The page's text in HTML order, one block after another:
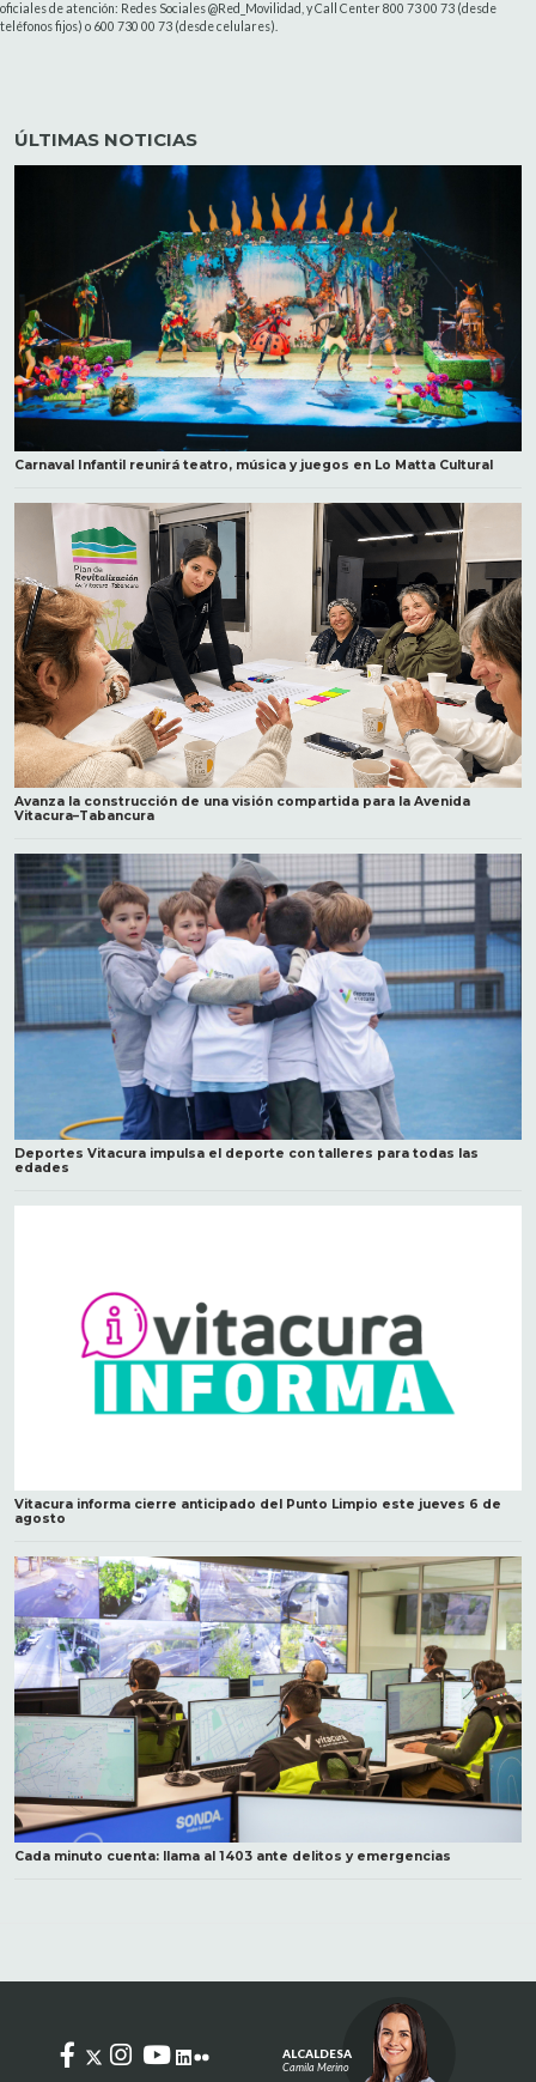
oficiales de atención: Redes Sociales @Red_Movilidad, y Call Center 800 73 00 73 (desde
teléfonos fijos) o 600 730 00 73 (desde celulares).
ÚLTIMAS NOTICIAS
Carnaval Infantil reunirá teatro, música y juegos en Lo Matta Cultural
Avanza la construcción de una visión compartida para la Avenida
Vitacura–Tabancura
Deportes Vitacura impulsa el deporte con talleres para todas las
edades
Vitacura informa cierre anticipado del Punto Limpio este jueves 6 de
agosto
Cada minuto cuenta: llama al 1403 ante delitos y emergencias
ALCALDESA
Camila Merino